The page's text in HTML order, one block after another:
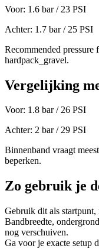
Voor: 1.6 bar / 23 PSI
Achter: 1.7 bar / 25 PSI
Recommended pressure
hardpack_gravel.
Vergelijking
Voor: 1.8 bar /26 PSI
Achter: 2 bar /29 PSI
Binnenband vraagt
beperken.
Zo gebruik je
Gebruik dit als
Bandbreedte,
nog verschuiven.
Ga voor je exacte setup